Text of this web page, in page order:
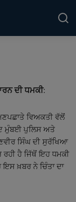
ਦੀ ਧਮਕੀ:
ਵਿਅਕਤੀ ਵੱਲੋਂ
ਮੁੰਬਈ ਪੁਲਿਸ ਅਤੇ
ਸਿੰਘ ਦੀ ਸੁਰੱਖਿਆ
ਹੈ ਜਿੱਥੋਂ ਇਹ ਧਮਕੀ
ਖ਼ਬਰ ਨੇ ਚਿੰਤਾ ਦਾ